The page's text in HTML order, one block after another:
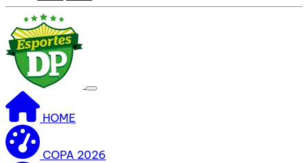
HOME
COPA 2026